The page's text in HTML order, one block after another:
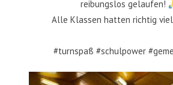
reibungslos gelaufen!
Alle Klassen hatten richtig viel
#turnspaß #schulpower